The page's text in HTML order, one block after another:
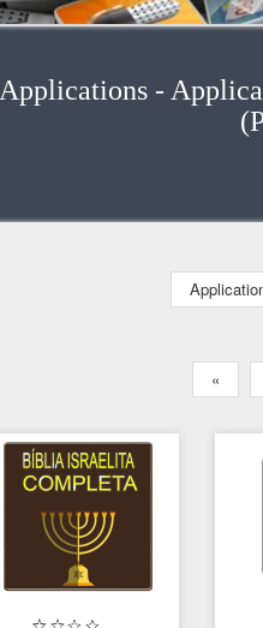
Applications -
«